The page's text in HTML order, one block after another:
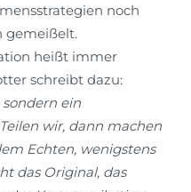
noch
gemeißelt.
heißt immer
schreibt dazu:
sondern ein
wir, dann machen
Echten, wenigstens
das Original, das